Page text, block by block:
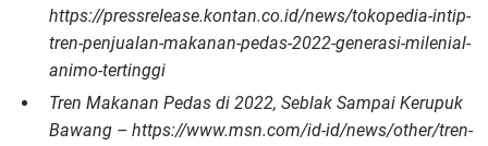
https://pressrelease.kontan.co.id/news/tokopedia-intip-
tren-penjualan-makanan-pedas-2022-generasi-milenial-
animo-tertinggi
Tren Makanan Pedas di 2022, Seblak Sampai Kerupuk
Bawang – https://www.msn.com/id-id/news/other/tren-